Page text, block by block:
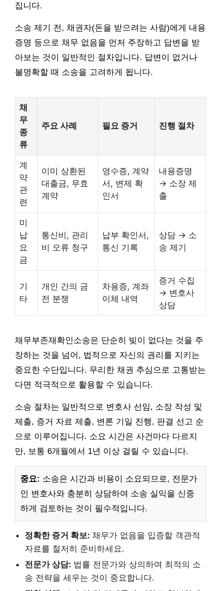
집니다.
소송 제기 전, 채권자(돈을 받으려는 사람)에게 내용
증명 등으로 채무 없음을 먼저 주장하고 답변을 받
아보는 것이 일반적인 절차입니다. 답변이 없거나
불명확할 때 소송을 고려하게 됩니다.
채
무
종
류
주요 사례 필요 증거 진행 절차
계
약
관
련
이미 상환된
대출금, 무효
계약
영수증, 계약
서, 변제 확
인서
내용증명
→ 소장 제
출
미
납
요
금
통신비, 관리
비 오류 청구
납부 확인서,
통신 기록
상담 → 소
송 제기
기
타
개인 간의 금
전 분쟁
차용증, 계좌
이체 내역
증거 수집
→ 변호사
상담
채무부존재확인소송은 단순히 빚이 없다는 것을 주
장하는 것을 넘어, 법적으로 자신의 권리를 지키는
중요한 수단입니다. 무리한 채권 추심으로 고통받는
다면 적극적으로 활용할 수 있습니다.
소송 절차는 일반적으로 변호사 선임, 소장 작성 및
제출, 증거 자료 제출, 변론 기일 진행, 판결 선고 순
으로 이루어집니다. 소요 시간은 사건마다 다르지
만, 보통 6개월에서 1년 이상 걸릴 수 있습니다.
중요: 소송은 시간과 비용이 소요되므로, 전문가
인 변호사와 충분히 상담하여 소송 실익을 신중
하게 검토하는 것이 필수적입니다.
정확한 증거 확보: 채무가 없음을 입증할 객관적
자료를 철저히 준비하세요.
전문가 상담: 법률 전문가와 상의하여 최적의 소
송 전략을 세우는 것이 중요합니다.